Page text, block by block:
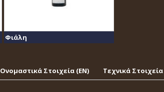
Φιάλη
Ονομαστικά Στοιχεία (EΝ) Τεχνικά Στοιχεία